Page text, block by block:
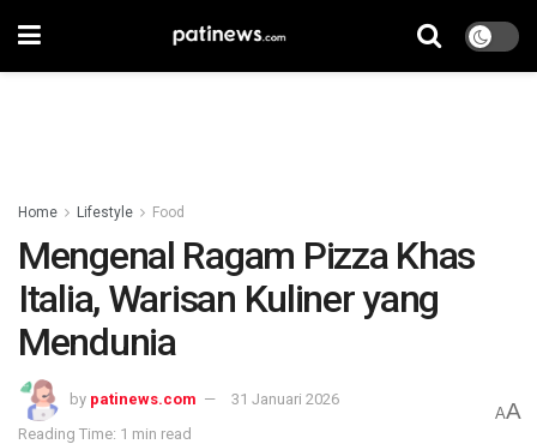
Home Lifestyle Food
Mengenal Ragam Pizza Khas
Italia, Warisan Kuliner yang
Mendunia
by patinews.com
31 Januari 2026
Reading Time: 1 min read
AA